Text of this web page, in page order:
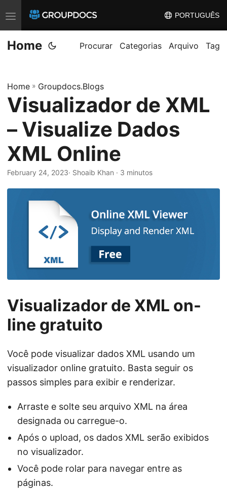
T
o
g
e
n
v
i
g
a
t
PORTUGUÊS
Home Procurar Categorias Arquivo Tag
Home » Groupdocs.Blogs
Visualizador de XML
– Visualize Dados
XML Online
February 24, 2023· Shoaib Khan · 3 minutos
Visualizador de XML on-
line gratuito
Você pode visualizar dados XML usando um
visualizador online gratuito. Basta seguir os
passos simples para exibir e renderizar.
Arraste e solte seu arquivo XML na área
designada ou carregue-o.
Após o upload, os dados XML serão exibidos
no visualizador.
Você pode rolar para navegar entre as
páginas.